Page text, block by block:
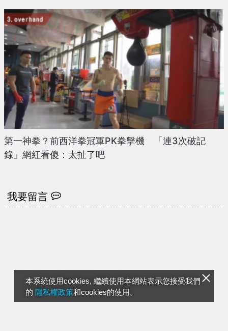
本系統使用cookies, 繼續使用本網站表示您接受我們
的 隱私權政策和cookies的使用。
第一神拳？前西洋拳冠軍PK拳擊機 「連3次破記
錄」網紅看傻：太扯了吧
我要留言